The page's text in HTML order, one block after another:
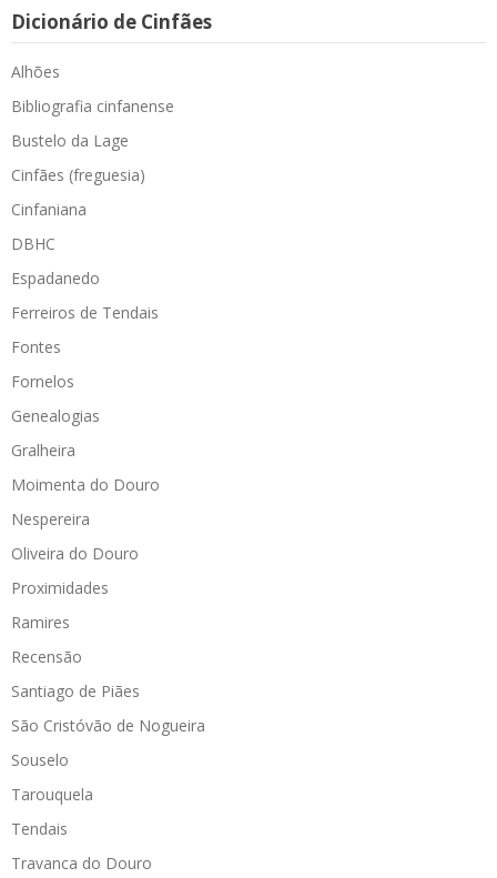
Dicionário de Cinfães
Alhões
Bibliografia cinfanense
Bustelo da Lage
Cinfães (freguesia)
Cinfaniana
DBHC
Espadanedo
Ferreiros de Tendais
Fontes
Fornelos
Genealogias
Gralheira
Moimenta do Douro
Nespereira
Oliveira do Douro
Proximidades
Ramires
Recensão
Santiago de Piães
São Cristóvão de Nogueira
Souselo
Tarouquela
Tendais
Travanca do Douro